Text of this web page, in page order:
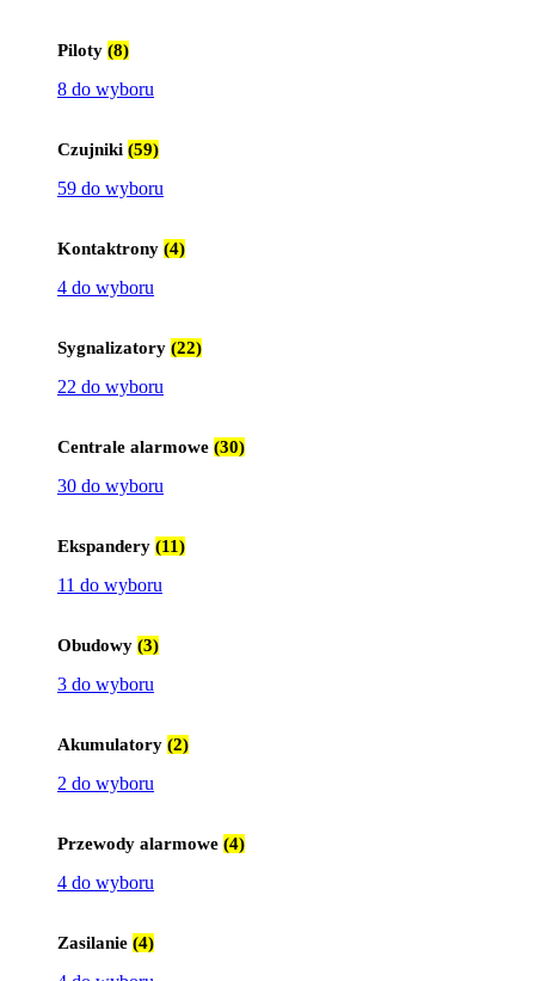
Piloty (8)
8 do wyboru
Czujniki (59)
59 do wyboru
Kontaktrony (4)
4 do wyboru
Sygnalizatory (22)
22 do wyboru
Centrale alarmowe (30)
30 do wyboru
Ekspandery (11)
11 do wyboru
Obudowy (3)
3 do wyboru
Akumulatory (2)
2 do wyboru
Przewody alarmowe (4)
4 do wyboru
Zasilanie (4)